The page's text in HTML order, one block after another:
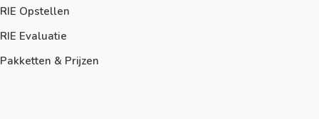
RIE Opstellen
RIE Evaluatie
Pakketten & Prijzen